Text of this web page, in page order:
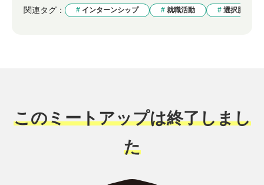
関連タグ： インターンシップ 就職活動 選択肢が広
このミートアップは終了しまし
た